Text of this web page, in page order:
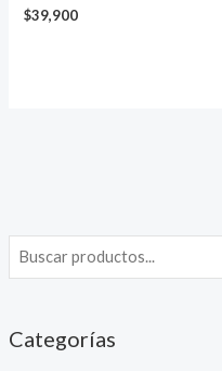
Categorías
$39,900